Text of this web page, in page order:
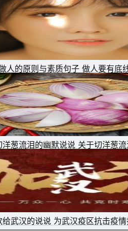
亲爱的朋友你要永远快乐健康!
，事事不能尽如愿，朋友少见
走2020年，送走大打闹闹不
爱感情更加深厚，理想变现实
的发卷可以用胜利换取，无
乐，开阔的好运，让新年花香
愿你新年轻松逍遥!元旦快乐!
，“脱掉”2020烦恼旧装，“卸
旧迎新，愿2022年的你事业顺
坏，我们没有选择的只能向前
体健康。
人的原则与素质句子 做人要有底
洋葱流泪的幽默说说 关于切洋葱
给武汉的说说 为武汉疫区抗击疫